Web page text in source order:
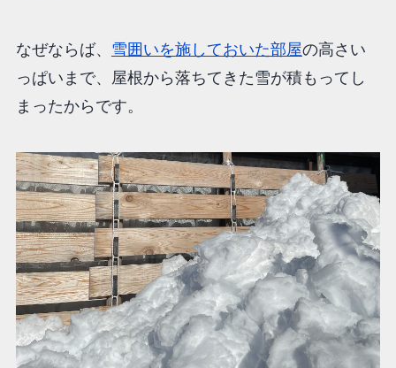
なぜならば、 雪囲いを施しておいた部屋の高さい
っぱいまで、屋根から落ちてきた雪が積もってし
まったからです。